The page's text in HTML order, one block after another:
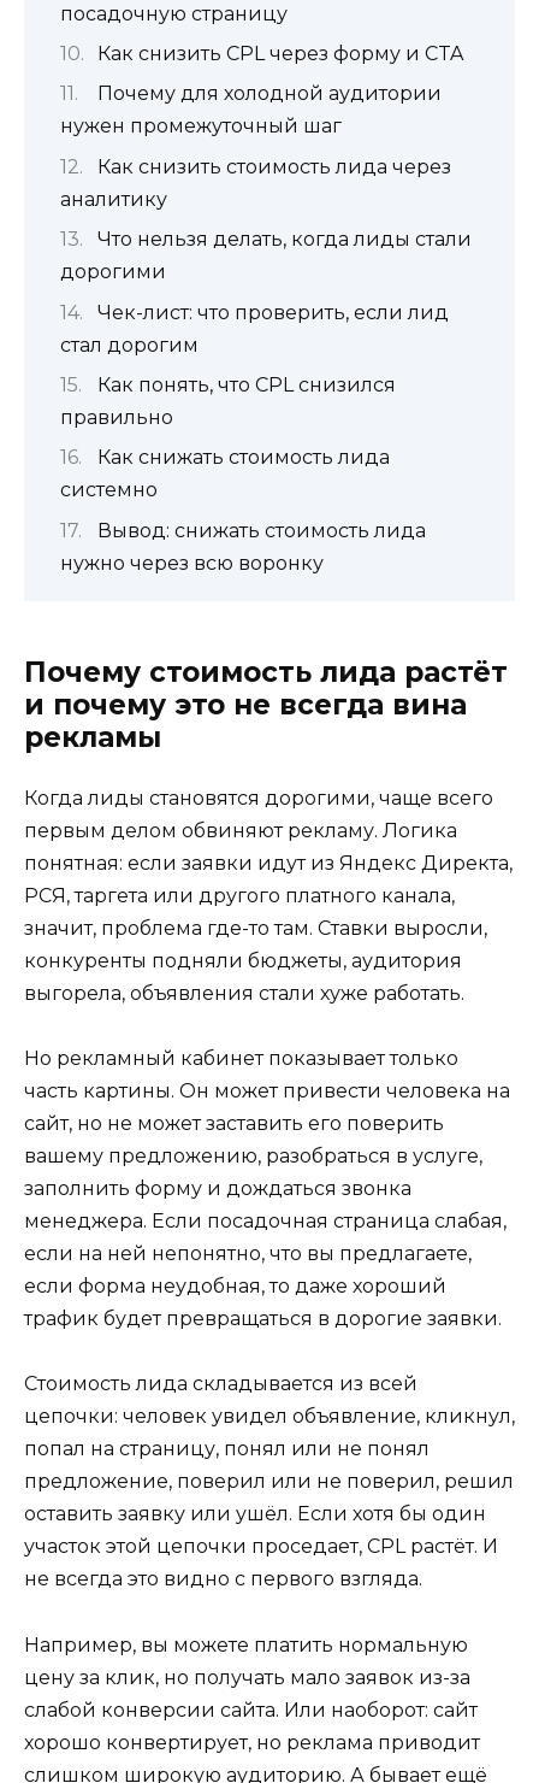
посадочную страницу
Как снизить CPL через форму и CTA
Почему для холодной аудитории
нужен промежуточный шаг
Как снизить стоимость лида через
аналитику
Что нельзя делать, когда лиды стали
дорогими
Чек-лист: что проверить, если лид
стал дорогим
Как понять, что CPL снизился
правильно
Как снижать стоимость лида
системно
Вывод: снижать стоимость лида
нужно через всю воронку
Почему стоимость лида растёт
и почему это не всегда вина
рекламы
Когда лиды становятся дорогими, чаще всего
первым делом обвиняют рекламу. Логика
понятная: если заявки идут из Яндекс Директа,
РСЯ, таргета или другого платного канала,
значит, проблема где-то там. Ставки выросли,
конкуренты подняли бюджеты, аудитория
выгорела, объявления стали хуже работать.
Но рекламный кабинет показывает только
часть картины. Он может привести человека на
сайт, но не может заставить его поверить
вашему предложению, разобраться в услуге,
заполнить форму и дождаться звонка
менеджера. Если посадочная страница слабая,
если на ней непонятно, что вы предлагаете,
если форма неудобная, то даже хороший
трафик будет превращаться в дорогие заявки.
Стоимость лида складывается из всей
цепочки: человек увидел объявление, кликнул,
попал на страницу, понял или не понял
предложение, поверил или не поверил, решил
оставить заявку или ушёл. Если хотя бы один
участок этой цепочки проседает, CPL растёт. И
не всегда это видно с первого взгляда.
Например, вы можете платить нормальную
цену за клик, но получать мало заявок из-за
слабой конверсии сайта. Или наоборот: сайт
хорошо конвертирует, но реклама приводит
слишком широкую аудиторию. А бывает ещё